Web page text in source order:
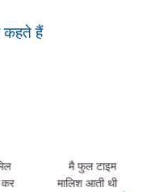
कहते हैं
मुझे मां और बच्चे की
फ्रीलांसर की तरह